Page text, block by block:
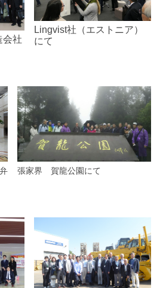
会社
Lingvist社（エストニア）
にて
張家界 賀龍公園にて